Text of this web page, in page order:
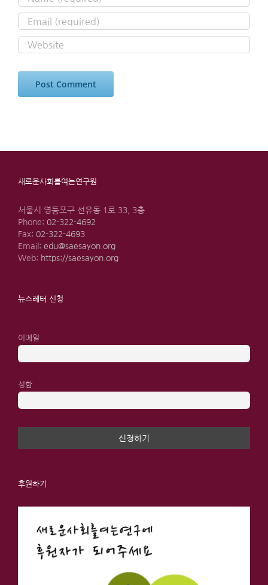
새로운사회를여는연구원
서울시 영등포구 선유동 1로 33, 3층
Phone: 02-322-4692
Fax: 02-322-4693
Email: edu@saesayon.org
Web: https://saesayon.org
뉴스레터 신청
이메일
성함
후원하기